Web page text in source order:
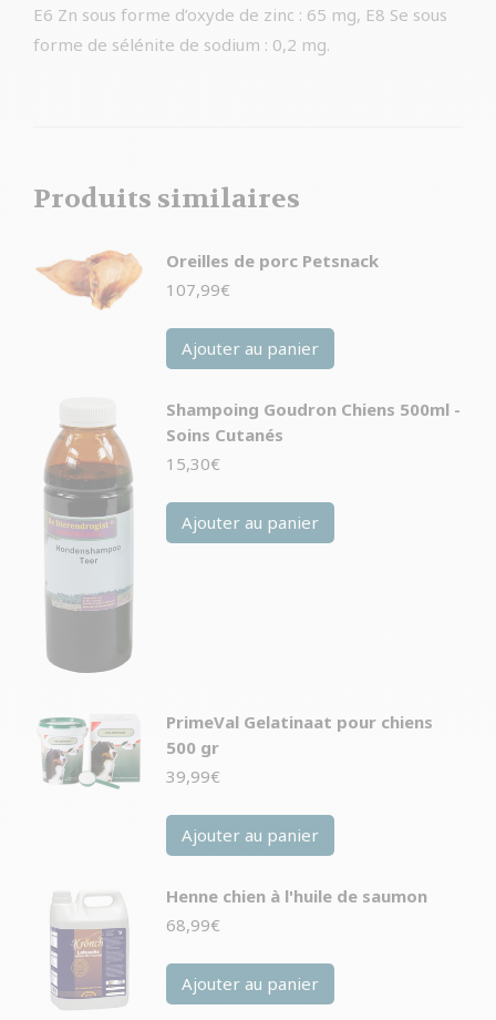
E6 Zn sous forme d’oxyde de zinc : 65 mg, E8 Se sous
forme de sélénite de sodium : 0,2 mg.
Produits similaires
Oreilles de porc Petsnack
107,99€
Ajouter au panier
Shampoing Goudron Chiens 500ml -
Soins Cutanés
15,30€
Ajouter au panier
PrimeVal Gelatinaat pour chiens
500 gr
39,99€
Ajouter au panier
Henne chien à l'huile de saumon
68,99€
Ajouter au panier